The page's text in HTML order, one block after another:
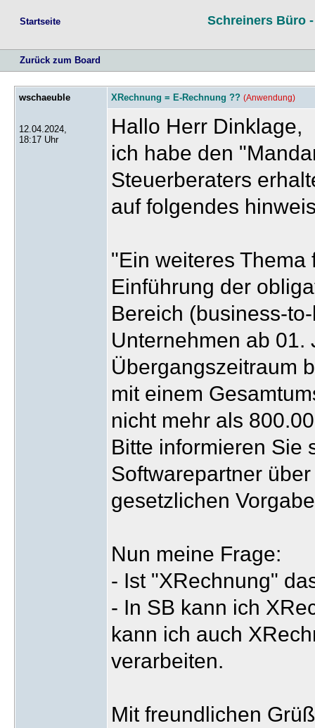
Startseite Schreiners Büro
Zurück zum Board
wschaeuble
12.04.2024,
18:17 Uhr
XRechnung = E-Rechnung ?? (Anwendung)
Hallo Herr Dinklage,
ich habe den
Steuerberaters
auf folgendes
"Ein weiteres
Einführung der
Bereich (business-
Unternehmen ab 01.
Übergangszeitraum
mit einem
nicht mehr als
Bitte informieren Sie
Softwarepartner
gesetzlichen
Nun meine Frage:
- Ist "XRechnung"
- In SB kann ich
kann ich auch
verarbeiten.
Mit freundlichen